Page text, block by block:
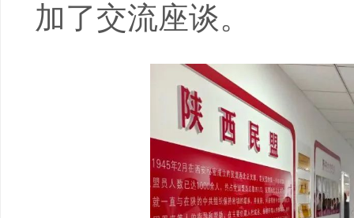
加了交流座谈。